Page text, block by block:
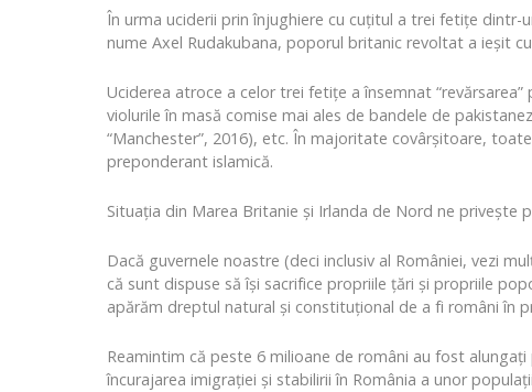
În urma uciderii prin înjughiere cu cuțitul a trei fetițe
nume Axel Rudakubana, poporul britanic revoltat a ieșit
Uciderea atroce a celor trei fetițe a însemnat
violurile în masă comise mai ales de bandele de
“Manchester”, 2016), etc. În majoritate covârșitoare,
preponderant islamică.
Situația din Marea Britanie și Irlanda de Nord ne privește
Dacă guvernele noastre (deci inclusiv al României, vezi
că sunt dispuse să își sacrifice propriile țări și propriile
apărăm dreptul natural și constituțional de a fi români în
Reamintim că peste 6 milioane de români au fost
încurajarea imigrației și stabilirii în România a unor